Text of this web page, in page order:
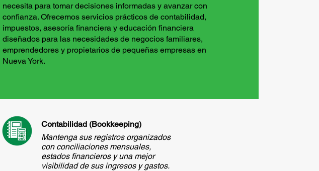
necesita para tomar decisiones informadas y avanzar con
confianza. Ofrecemos servicios prácticos de contabilidad,
impuestos, asesoría financiera y educación financiera
diseñados para las necesidades de negocios familiares,
emprendedores y propietarios de pequeñas empresas en
Nueva York.
Contabilidad (Bookkeeping)
Mantenga sus registros organizados
con conciliaciones mensuales,
estados financieros y una mejor
visibilidad de sus ingresos y gastos.